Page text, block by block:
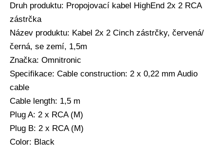
Druh produktu: Propojovací kabel HighEnd 2x 2 RCA
zástrčka
Název produktu: Kabel 2x 2 Cinch zástrčky, červená/
černá, se zemí, 1,5m
Značka: Omnitronic
Specifikace: Cable construction: 2 x 0,22 mm Audio
cable
Cable length: 1,5 m
Plug A: 2 x RCA (M)
Plug B: 2 x RCA (M)
Color: Black